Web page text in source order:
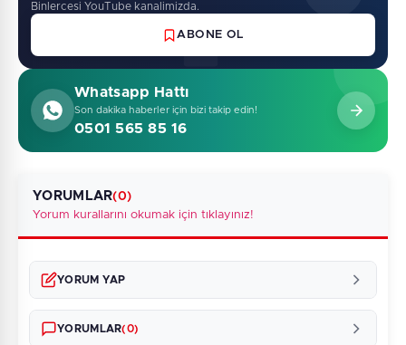
Binlercesi YouTube kanalimizda.
ABONE OL
Whatsapp Hattı
Son dakika haberler için bizi takip edin!
0501 565 85 16
YORUMLAR(0)
Yorum kurallarını okumak için tıklayınız!
YORUM YAP
YORUMLAR(0)